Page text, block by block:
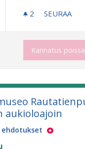
2 2 SEURAAJAA
SEURAA
Kannatus
aukioloajoin
ehdotukset